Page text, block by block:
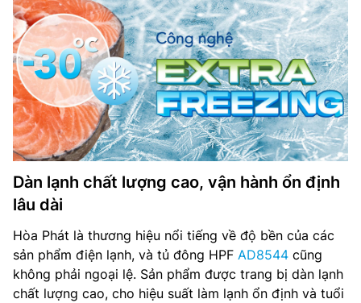
Dàn lạnh chất lượng cao, vận hành ổn định
lâu dài
Hòa Phát là thương hiệu nổi tiếng về độ bền của các
sản phẩm điện lạnh, và tủ đông HPF AD8544 cũng
không phải ngoại lệ. Sản phẩm được trang bị dàn lạnh
chất lượng cao, cho hiệu suất làm lạnh ổn định và tuổi